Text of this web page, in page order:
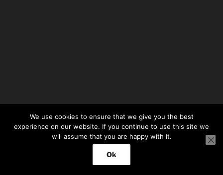
We use cookies to ensure that we give you the best
experience on our website. If you continue to use this site we
will assume that you are happy with it.
Ok